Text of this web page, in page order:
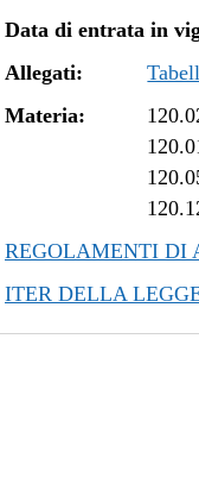
Data di entrata in
Allegati:
Materia:
REGOLAMENTI DI
ITER DELLA